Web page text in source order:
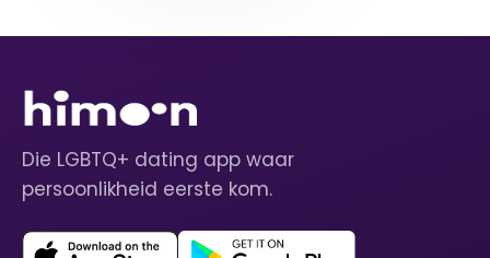
Die LGBTQ+ dating app waar
persoonlikheid eerste kom.